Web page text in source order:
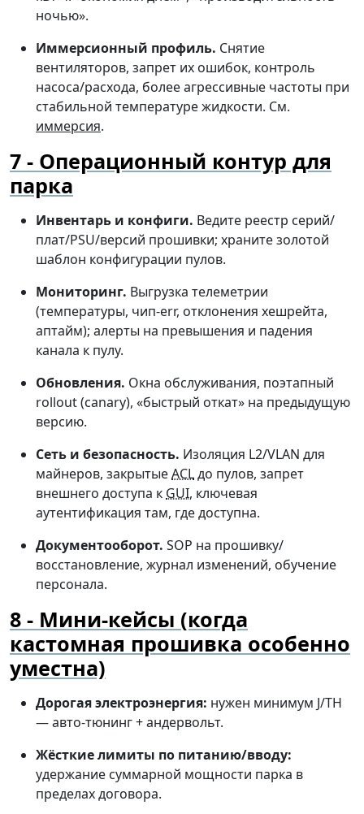
ночью».
Иммерсионный профиль. Снятие
вентиляторов, запрет их ошибок, контроль
насоса/расхода, более агрессивные частоты при
стабильной температуре жидкости. См.
иммерсия.
Операционный контур для
парка
Инвентарь и конфиги. Ведите реестр серий/
плат/PSU/версий прошивки; храните золотой
шаблон конфигурации пулов.
Мониторинг. Выгрузка телеметрии
(температуры, чип-err, отклонения хешрейта,
аптайм); алерты на превышения и падения
канала к пулу.
Обновления. Окна обслуживания, поэтапный
rollout (canary), «быстрый откат» на предыдущую
версию.
Сеть и безопасность. Изоляция L2/VLAN для
майнеров, закрытыеACLдо пулов, запрет
внешнего доступа кGUI, ключевая
аутентификация там, где доступна.
Документооборот. SOP на прошивку/
восстановление, журнал изменений, обучение
персонала.
Мини-кейсы (когда
кастомная прошивка особенно
уместна)
Дорогая электроэнергия: нужен минимум J/TH
— авто-тюнинг + андервольт.
Жёсткие лимиты по питанию/вводу:
удержание суммарной мощности парка в
пределах договора.